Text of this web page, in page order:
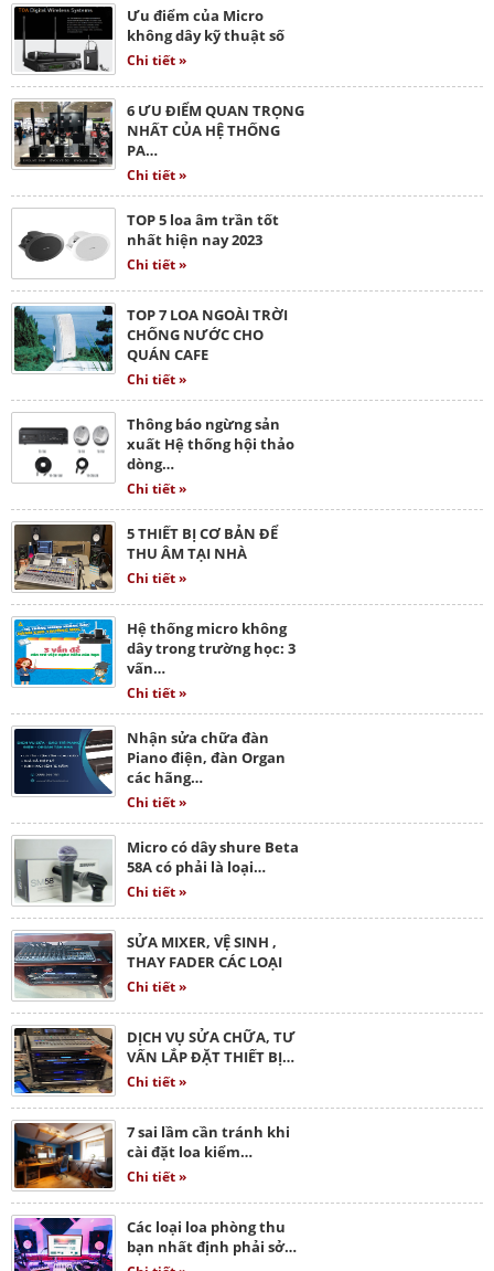
Ưu điểm của Micro
không dây kỹ thuật số
Chi tiết »
6 ƯU ĐIỂM QUAN TRỌNG
NHẤT CỦA HỆ THỐNG
PA…
Chi tiết »
TOP 5 loa âm trần tốt
nhất hiện nay 2023
Chi tiết »
TOP 7 LOA NGOÀI TRỜI
CHỐNG NƯỚC CHO
QUÁN CAFE
Chi tiết »
Thông báo ngừng sản
xuất Hệ thống hội thảo
dòng…
Chi tiết »
5 THIẾT BỊ CƠ BẢN ĐỂ
THU ÂM TẠI NHÀ
Chi tiết »
Hệ thống micro không
dây trong trường học: 3
vấn…
Chi tiết »
Nhận sửa chữa đàn
Piano điện, đàn Organ
các hãng…
Chi tiết »
Micro có dây shure Beta
58A có phải là loại…
Chi tiết »
SỬA MIXER, VỆ SINH ,
THAY FADER CÁC LOẠI
Chi tiết »
DỊCH VỤ SỬA CHỮA, TƯ
VẤN LẮP ĐẶT THIẾT BỊ…
Chi tiết »
7 sai lầm cần tránh khi
cài đặt loa kiểm…
Chi tiết »
Các loại loa phòng thu
bạn nhất định phải sở…